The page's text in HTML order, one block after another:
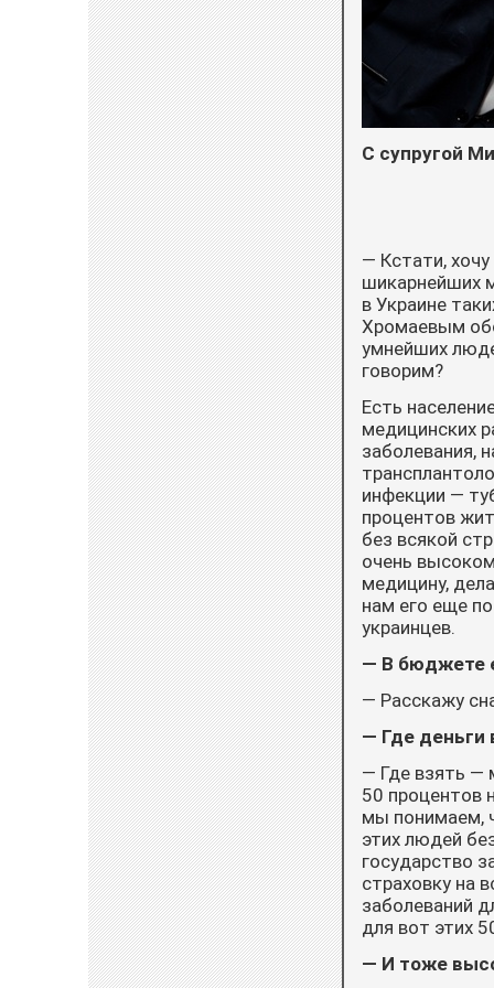
С супругой
— Кстати,
шикарнейших
в Украине
Хромаевым
умнейших
говорим?
Есть
медицинских
заболевания,
инфекции —
процентов
без всякой
очень
медицину,
нам его еще
украинцев.
— В бюджете
— Расскажу
— Где деньги
— Где взять —
50 процентов
мы понимаем,
этих людей
государство
страховку на
заболеваний
для вот этих
— И тоже